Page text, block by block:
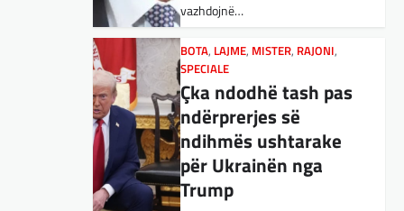
vazhdojnë…
BOTA, LAJME, MISTER, RAJONI,
SPECIALE
Çka ndodhë tash pas
ndërprerjes së
ndihmës ushtarake
për Ukrainën nga
Trump
Nga Preç Zogaj Me rikthimin e
Presidenti Tramp po e trondit
status-quonë ndërkombëtare të
miqësive,…
FUN,KULTURË ,LAJME,MISTER,
OPINIONE,SPECIALE
Kuvendi i Lezhës dhe
konteksti aktual